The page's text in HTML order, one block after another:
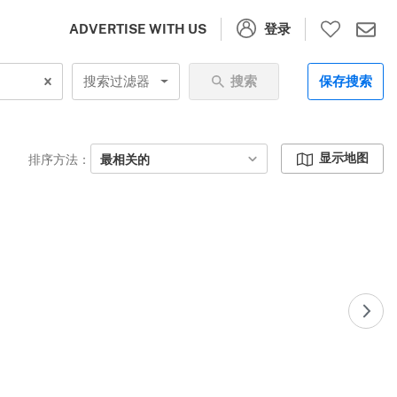
ADVERTISE WITH US 登录
搜索过滤器 搜索 保存搜索
排序方法： 最相关的 显示地图